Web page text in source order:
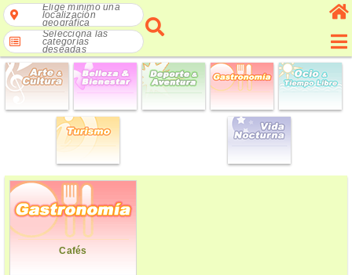
Elige mínimo una
localización
geográfica
Selecciona las
categorías
deseadas
Cafés